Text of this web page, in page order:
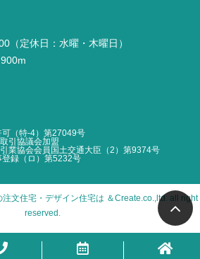
（定休日：水曜・木曜日）
可（特-4）第27049号
引協議会加盟
引業協会会員国土交通大臣（2）第9374号
録（ロ）第5232号
文住宅・デザイン住宅は ＆Create.co.,ltd. all right
reserved.